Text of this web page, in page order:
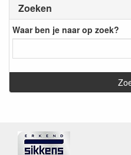
Zoeken
Waar ben je naar op zoek?